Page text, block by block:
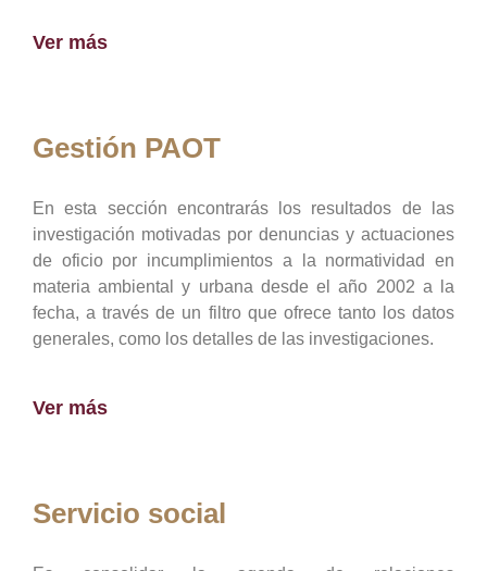
Ver más
Gestión PAOT
En esta sección encontrarás los resultados de las
investigación motivadas por denuncias y actuaciones
de oficio por incumplimientos a la normatividad en
materia ambiental y urbana desde el año 2002 a la
fecha, a través de un filtro que ofrece tanto los datos
generales, como los detalles de las investigaciones.
Ver más
Servicio social